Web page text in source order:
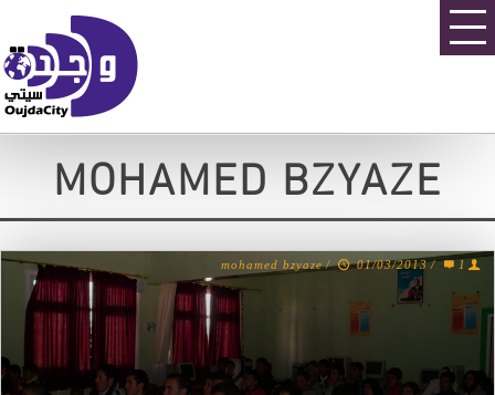
MOHAMED BZYAZE
mohamed bzyaze / 01/03/2013 / 1